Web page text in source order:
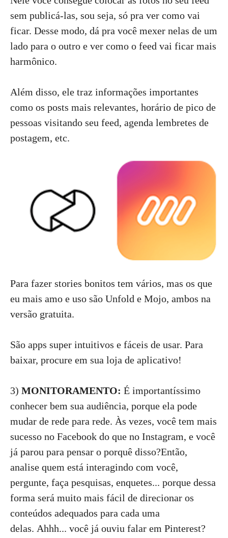
sem publicá-las, sou seja, só pra ver como vai
ficar. Desse modo, dá pra você mexer nelas de um
lado para o outro e ver como o feed vai ficar mais
harmônico.
Além disso, ele traz informações importantes
como os posts mais relevantes, horário de pico de
pessoas visitando seu feed, agenda lembretes de
postagem, etc.
Para fazer stories bonitos tem vários, mas os que
eu mais amo e uso são Unfold e Mojo, ambos na
versão gratuita.
São apps super intuitivos e fáceis de usar. Para
baixar, procure em sua loja de aplicativo!
3) MONITORAMENTO: É importantíssimo
conhecer bem sua audiência, porque ela pode
mudar de rede para rede. Às vezes, você tem mais
sucesso no Facebook do que no Instagram, e você
já parou para pensar o porquê disso?Então,
analise quem está interagindo com você,
pergunte, faça pesquisas, enquetes... porque dessa
forma será muito mais fácil de direcionar os
conteúdos adequados para cada uma
delas. Ahhh... você já ouviu falar em Pinterest?